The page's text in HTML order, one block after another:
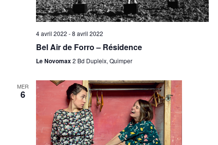
4 avril 2022 -8 avril 2022
Bel Air de Forro – Résidence
Le Novomax2 Bd Dupleix, Quimper
MER
6